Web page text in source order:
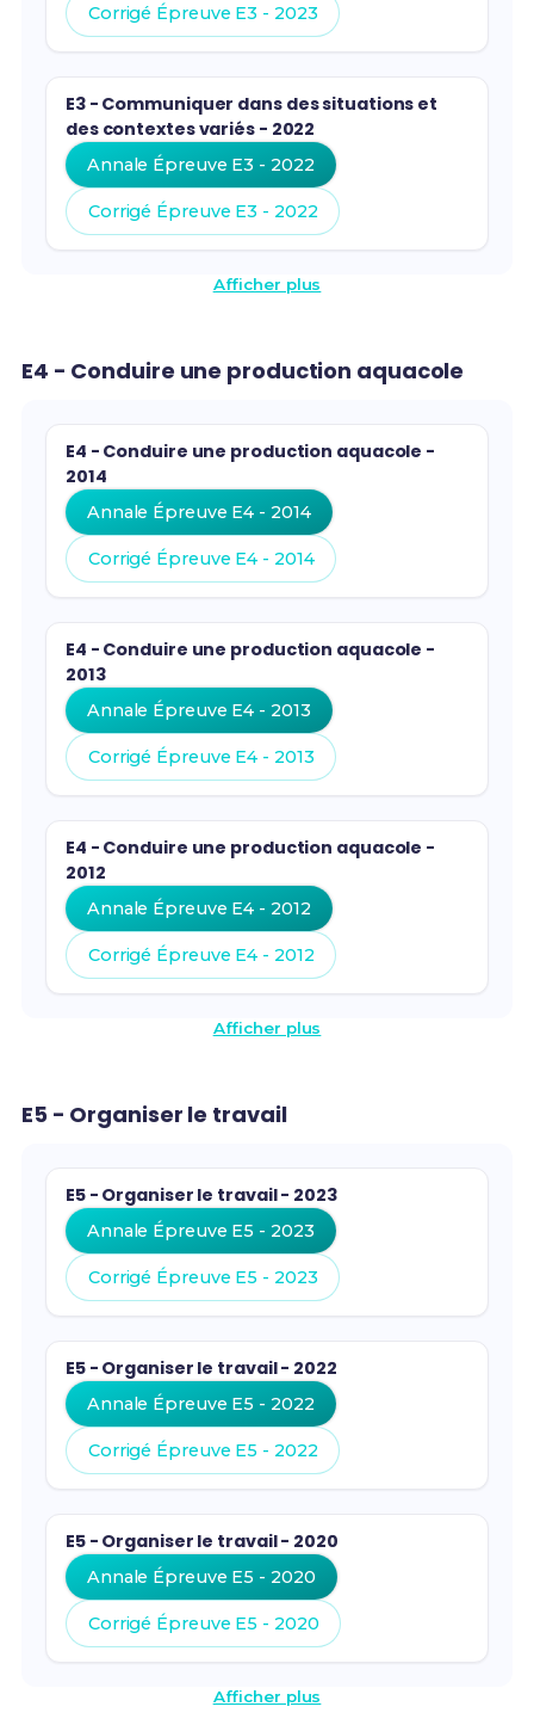
Corrigé Épreuve E3 - 2023
E3 - Communiquer dans des situations et
des contextes variés - 2022
Annale Épreuve E3 - 2022
Corrigé Épreuve E3 - 2022
Afficher plus
E4 - Conduire une production aquacole
E4 - Conduire une production aquacole -
2014
Annale Épreuve E4 - 2014
Corrigé Épreuve E4 - 2014
E4 - Conduire une production aquacole -
2013
Annale Épreuve E4 - 2013
Corrigé Épreuve E4 - 2013
E4 - Conduire une production aquacole -
2012
Annale Épreuve E4 - 2012
Corrigé Épreuve E4 - 2012
Afficher plus
E5 - Organiser le travail
E5 - Organiser le travail - 2023
Annale Épreuve E5 - 2023
Corrigé Épreuve E5 - 2023
E5 - Organiser le travail - 2022
Annale Épreuve E5 - 2022
Corrigé Épreuve E5 - 2022
E5 - Organiser le travail - 2020
Annale Épreuve E5 - 2020
Corrigé Épreuve E5 - 2020
Afficher plus